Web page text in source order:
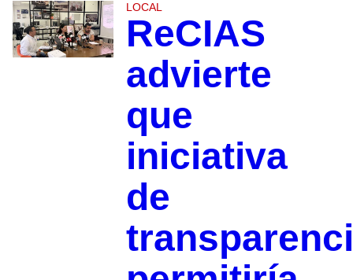
LOCAL
ReCIAS
advierte
que
iniciativa
de